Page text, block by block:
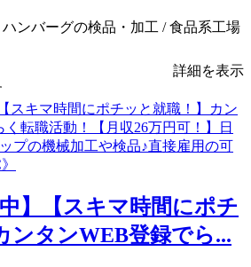
ンバーグの検品・加工 / 食品系工場
詳細を表示
中】【スキマ時間にポチ
ンタンWEB登録でら...